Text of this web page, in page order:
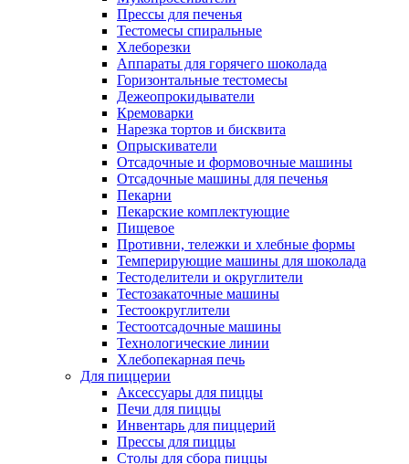
Прессы для печенья
Тестомесы спиральные
Хлеборезки
Аппараты для горячего шоколада
Горизонтальные тестомесы
Дежеопрокидыватели
Кремоварки
Нарезка тортов и бисквита
Опрыскиватели
Отсадочные и формовочные машины
Отсадочные машины для печенья
Пекарни
Пекарские комплектующие
Пищевое
Противни, тележки и хлебные формы
Темперирующие машины для шоколада
Тестоделители и округлители
Тестозакаточные машины
Тестоокруглители
Тестоотсадочные машины
Технологические линии
Хлебопекарная печь
Для пиццерии
Аксессуары для пиццы
Печи для пиццы
Инвентарь для пиццерий
Прессы для пиццы
Столы для сбора пиццы